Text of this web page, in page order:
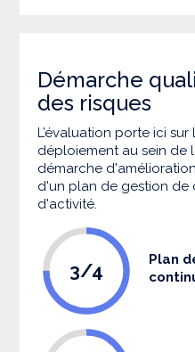
Démarche
des risques
L’évaluation porte ici
déploiement au sein de
démarche
d'un plan de gestion de
d'activité.
3/4
Plan